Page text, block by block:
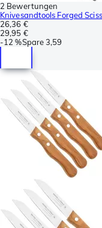
2 Bewertungen
Knivesandtools Forged
26,36 €
29,95 €
-12 %Spare3,59